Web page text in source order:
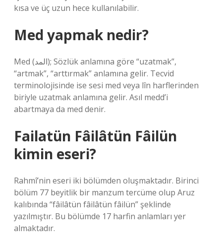
kısa ve üç uzun hece kullanılabilir.
Med yapmak nedir?
Med (المد); Sözlük anlamına göre “uzatmak”,
“artmak”, “arttırmak” anlamına gelir. Tecvid
terminolojisinde ise sesi med veya lîn harflerinden
biriyle uzatmak anlamına gelir. Asıl medd’i
abartmaya da med denir.
Failatün Fâilâtün Fâilün
kimin eseri?
Rahmî’nin eseri iki bölümden oluşmaktadır. Birinci
bölüm 77 beyitlik bir manzum tercüme olup Aruz
kalıbında “fâilâtün fâilâtün fâilün” şeklinde
yazılmıştır. Bu bölümde 17 harfin anlamları yer
almaktadır.